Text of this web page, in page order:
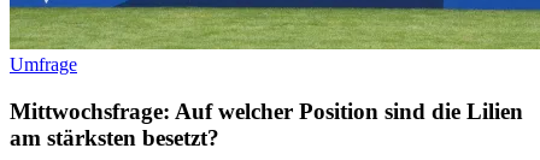
Umfrage
Mittwochsfrage: Auf welcher Position sind die Lilien
am stärksten besetzt?